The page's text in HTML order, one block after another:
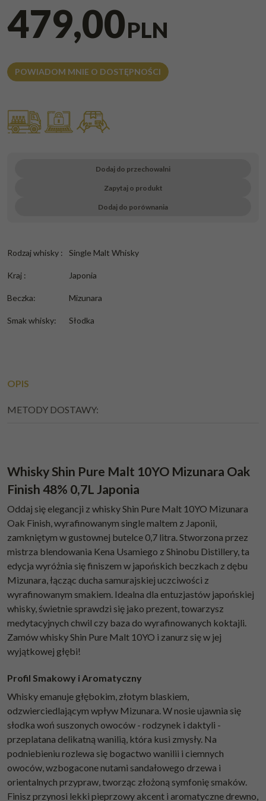
479,00PLN
POWIADOM MNIE O DOSTĘPNOŚCI
Dodaj do przechowalni
Zapytaj o produkt
Dodaj do porównania
Rodzaj whisky : Single Malt Whisky
Kraj : Japonia
Beczka: Mizunara
Smak whisky: Słodka
OPIS
METODY DOSTAWY:
Whisky Shin Pure Malt 10YO Mizunara Oak
Finish 48% 0,7L Japonia
Oddaj się elegancji z whisky Shin Pure Malt 10YO Mizunara
Oak Finish, wyrafinowanym single maltem z Japonii,
zamkniętym w gustownej butelce 0,7 litra. Stworzona przez
mistrza blendowania Kena Usamiego z Shinobu Distillery, ta
edycja wyróżnia się finiszem w japońskich beczkach z dębu
Mizunara, łącząc ducha samurajskiej uczciwości z
wyrafinowanym smakiem. Idealna dla entuzjastów japońskiej
whisky, świetnie sprawdzi się jako prezent, towarzysz
medytacyjnych chwil czy baza do wyrafinowanych koktajli.
Zamów whisky Shin Pure Malt 10YO i zanurz się w jej
wyjątkowej głębi!
Profil Smakowy i Aromatyczny
Whisky emanuje głębokim, złotym blaskiem,
odzwierciedlającym wpływ Mizunara. W nosie ujawnia się
słodka woń suszonych owoców - rodzynek i daktyli -
przeplatana delikatną wanilią, która kusi zmysły. Na
podniebieniu rozlewa się bogactwo wanilii i ciemnych
owoców, wzbogacone nutami sandałowego drzewa i
orientalnych przypraw, tworząc złożoną symfonię smaków.
Finisz przynosi lekki pieprzowy akcent i aromatyczne drewno,